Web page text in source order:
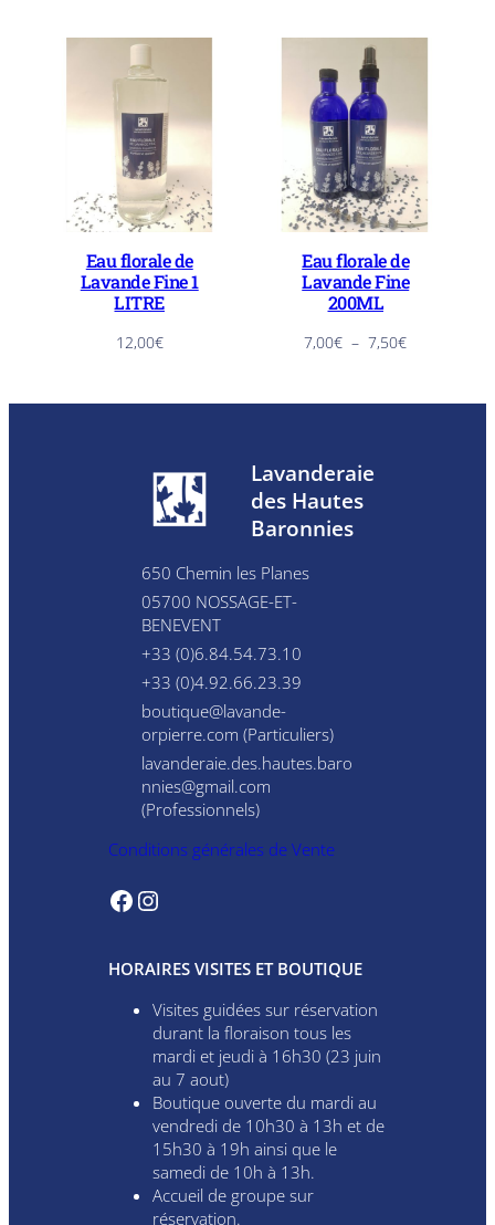
Eau florale de
Lavande Fine 1
LITRE
12,00€
Eau florale de
Lavande Fine
200ML
7,00€ – 7,50€Plage
7,00€
Lavanderaie
des Hautes
Baronnies
650 Chemin les Planes
05700 NOSSAGE-ET-
BENEVENT
+33 (0)6.84.54.73.10
+33 (0)4.92.66.23.39
boutique@lavande-
orpierre.com (Particuliers)
lavanderaie.des.hautes.baro
nnies@gmail.com
(Professionnels)
Conditions générales de Vente
Facebook
Instagram
HORAIRES VISITES ET BOUTIQUE
Visites guidées sur réservation
durant la floraison tous les
mardi et jeudi à 16h30 (23 juin
au 7 aout)
Boutique ouverte du mardi au
vendredi de 10h30 à 13h et de
15h30 à 19h ainsi que le
samedi de 10h à 13h.
Accueil de groupe sur
réservation.